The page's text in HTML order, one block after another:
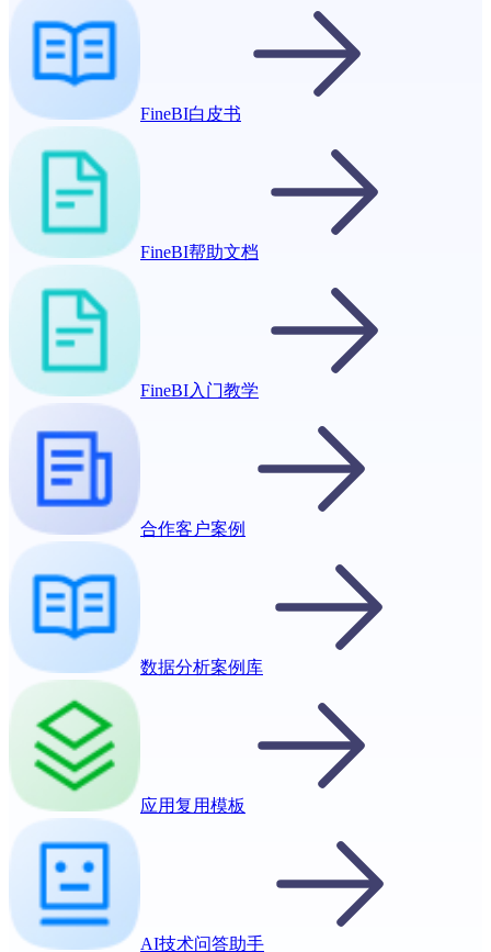
FineBI白皮书
FineBI帮助文档
FineBI入门教学
合作客户案例
数据分析案例库
应用复用模板
AI技术问答助手